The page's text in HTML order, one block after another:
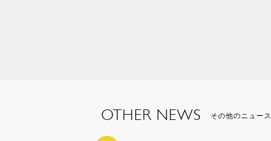
OTHER NEWS その他のニュース